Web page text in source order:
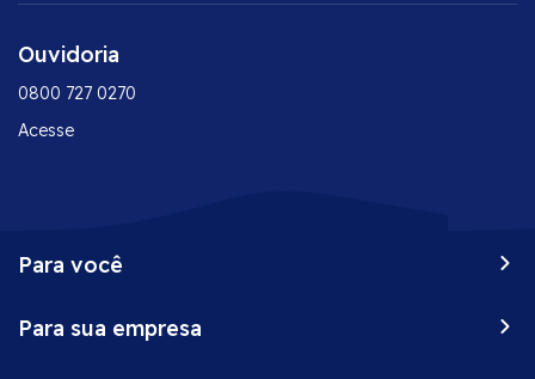
Ouvidoria
0800 727 0270
Acesse
Para você
Vantagens do seu cartão
Para sua empresa